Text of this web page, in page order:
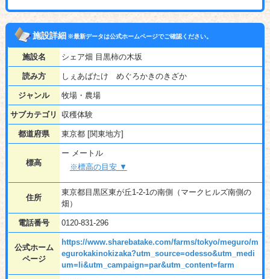
施設詳細※最新データは公式ホームページでご確認ください。
施設名 シェア畑 目黒柿の木坂
読み方 しぇあばたけ めぐろかきのきざか
ジャンル 牧場・農場
サブカテゴリ 収穫体験
都道府県 東京都 [関東地方]
標高
ー メートル
※標高の目安 ▼
住所
東京都目黒区東が丘1-2-1の南側（マークヒルズ南側の
畑）
電話番号 0120-831-296
公式ホーム
ページ
https://www.sharebatake.com/farms/tokyo/meguro/m
egurokakinokizaka?utm_source=odesso&utm_medi
um=li&utm_campaign=par&utm_content=farm